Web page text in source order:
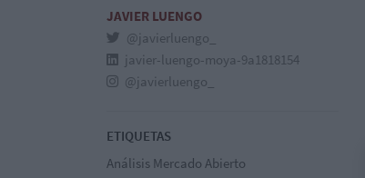
JAVIER LUENGO
@javierluengo_
javier-luengo-moya-9a1818154
@javierluengo_
ETIQUETAS
Análisis Mercado Abierto